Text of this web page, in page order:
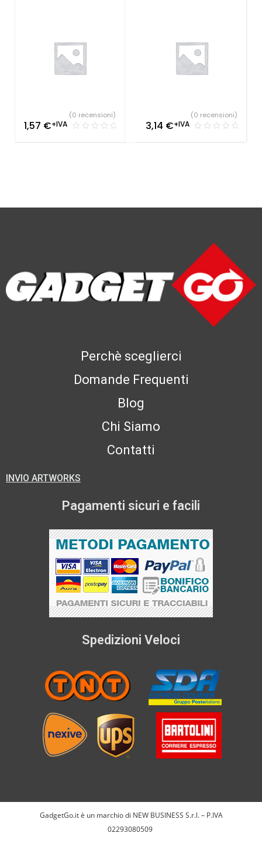
1,57 €+IVA
(0 recensioni)
3,14 €+IVA
(0 recensioni)
Perchè sceglierci
Domande Frequenti
Blog
Chi Siamo
Contatti
INVIO ARTWORKS
Pagamenti sicuri e facili
Spedizioni Veloci
GadgetGo.it è un marchio di NEW BUSINESS S.r.l. – P.IVA
02293080509